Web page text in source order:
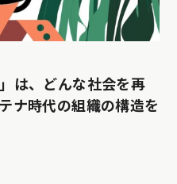
は、どんな社会を再
ナ時代の組織の構造を